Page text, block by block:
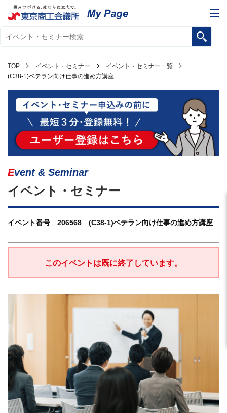
TOP イベント・セミナー
イベント・セミナー一覧
(C38-1)ベテラン向け仕事の進め方講座
Event & Seminar
イベント・セミナー
イベント番号 206568 (C38-1)ベテラン向け仕事の進め方講座
このイベントは既に終了しています。